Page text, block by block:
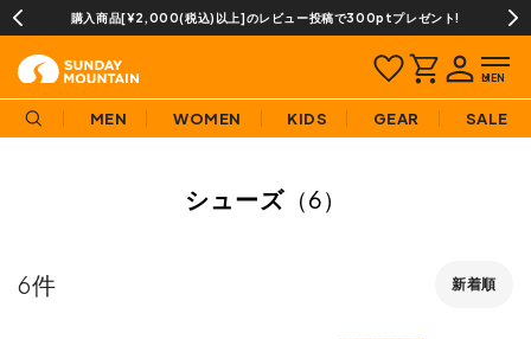
投稿で300ptプレゼント! 当店での取扱商品は全て正規品で
MEN WOMEN KIDS GEAR SALE
シューズ （6）
新着順
6